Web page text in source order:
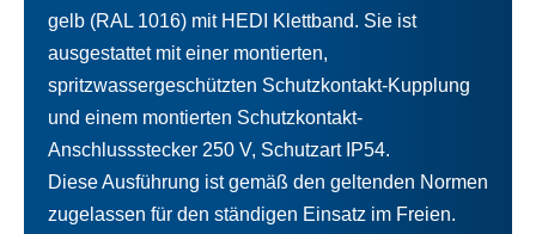
gelb (RAL 1016) mit HEDI Klettband. Sie ist
ausgestattet mit einer montierten,
spritzwassergeschützten Schutzkontakt-Kupplung
und einem montierten Schutzkontakt-
Anschlussstecker 250 V, Schutzart IP54.
Diese Ausführung ist gemäß den geltenden Normen
zugelassen für den ständigen Einsatz im Freien.